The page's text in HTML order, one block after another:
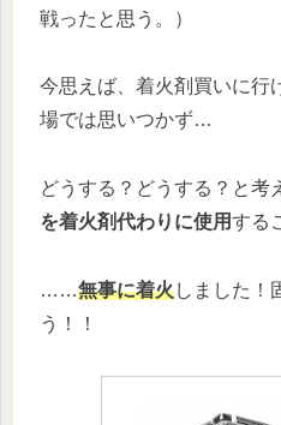
戦ったと思う。）
今思えば、着火剤買いに行
場では思いつかず…
どうする？どうする？と考
を着火剤代わりに使用する
……無事に着火しました！
う！！